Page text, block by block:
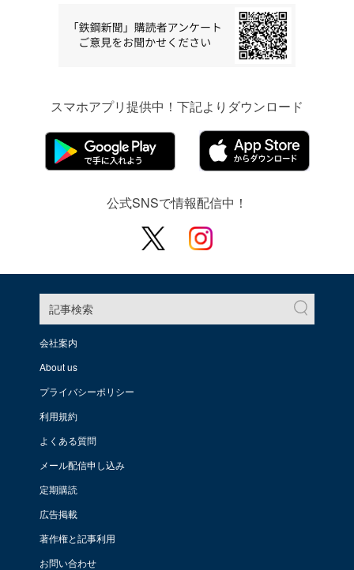
スマホアプリ提供中！下記よりダウンロード
公式SNSで情報配信中！
記事検索
会社案内
About us
プライバシーポリシー
利用規約
よくある質問
メール配信申し込み
定期購読
広告掲載
著作権と記事利用
お問い合わせ